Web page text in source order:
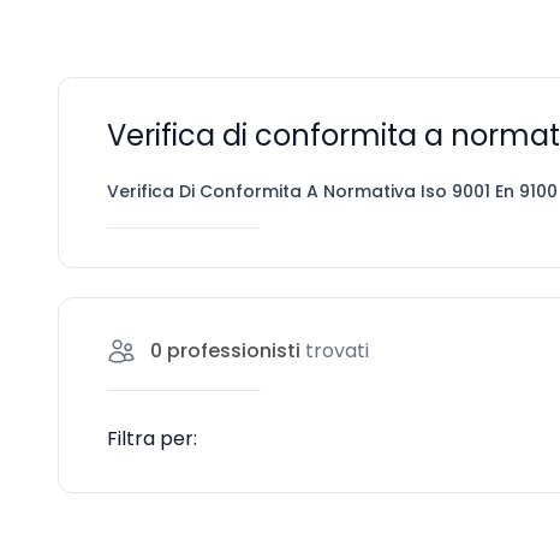
Verifica di conformita a
Verifica Di Conformita A Normativa Iso 9001 En 9100
0 professionisti trovati
Filtra per: